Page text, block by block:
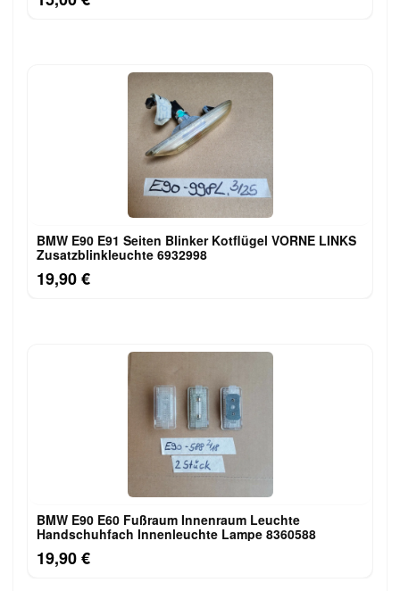
BMW E90 E91 Seiten Blinker Kotflügel VORNE LINKS
Zusatzblinkleuchte 6932998
19,90 €
BMW E90 E60 Fußraum Innenraum Leuchte
Handschuhfach Innenleuchte Lampe 8360588
19,90 €